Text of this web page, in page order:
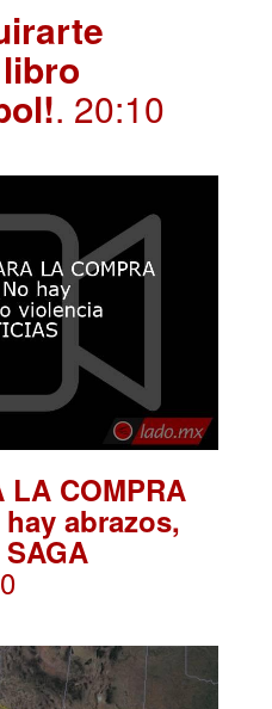
. 20:10
LA COMPRA
abrazos,